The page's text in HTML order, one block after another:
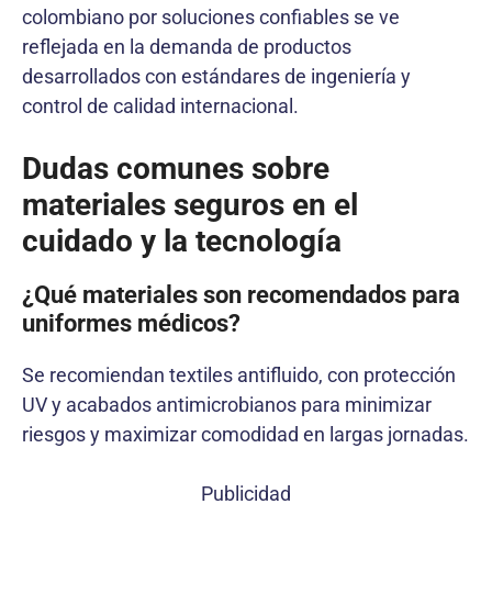
colombiano por soluciones confiables se ve
reflejada en la demanda de productos
desarrollados con estándares de ingeniería y
control de calidad internacional.
Dudas comunes sobre
materiales seguros en el
cuidado y la tecnología
¿Qué materiales son recomendados para
uniformes médicos?
Se recomiendan textiles antifluido, con protección
UV y acabados antimicrobianos para minimizar
riesgos y maximizar comodidad en largas jornadas.
Publicidad